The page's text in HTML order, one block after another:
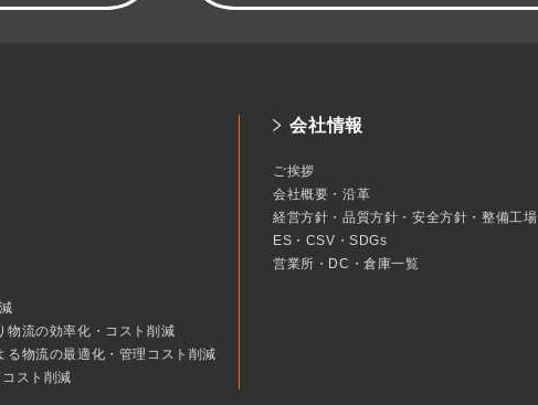
物流の効率化・コスト削減
る物流の最適化・管理コスト削減
スト削減
会社情報
ご挨拶
会社概要・沿革
経営方針・品質方針・安全方針・整備工場
ES・CSV・SDGs
営業所・DC・倉庫一覧